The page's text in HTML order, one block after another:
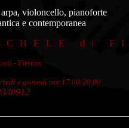
violoncello, pianoforte
e contemporanea
di
- Firenze
e giovedì ore 17.00/20.00